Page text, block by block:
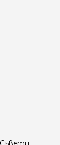
Съвети